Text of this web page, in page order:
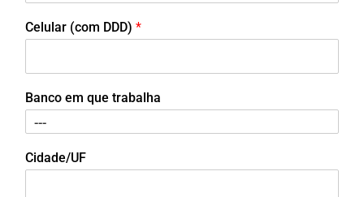
Celular (com DDD) *
Banco em que trabalha
Cidade/UF